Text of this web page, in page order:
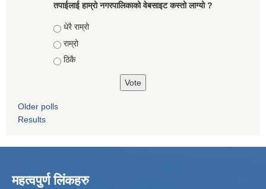
तपाईलाई हाम्रो नगरपालिकाको वेबसाइट कस्तो लाग्यो ?
Choices
धेरै राम्रो
राम्रो
ठिकै
Older polls
Results
महत्वपुर्ण लिंकहरु